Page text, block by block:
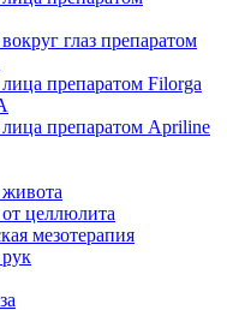
глаз препаратом
препаратом Filorga
препаратом Apriline
целлюлита
мезотерапия